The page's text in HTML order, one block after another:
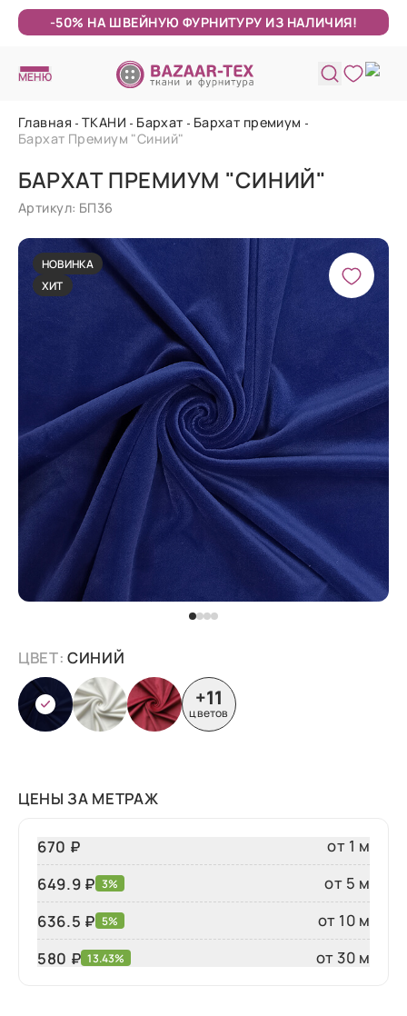
-50% НА ШВЕЙНУЮ ФУРНИТУРУ ИЗ НАЛИЧИЯ!
МЕНЮ
Главная ТКАНИ Бархат
Бархат премиум
Бархат Премиум "Синий"
БАРХАТ ПРЕМИУМ "СИНИЙ"
Артикул: БП36
НОВИНКА
ХИТ
ЦВЕТ:СИНИЙ
+11
цветов
ЦЕНЫ ЗА МЕТРАЖ
670 ₽
от 1 м
649.9 ₽ 3%
от 5 м
636.5 ₽ 5%
от 10 м
580 ₽ 13.43% от 30 м